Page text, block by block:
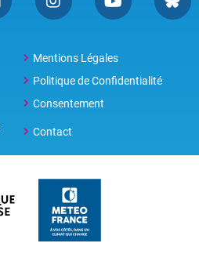
Mentions Légales
Politique de Confidentialité
Consentement
Contact